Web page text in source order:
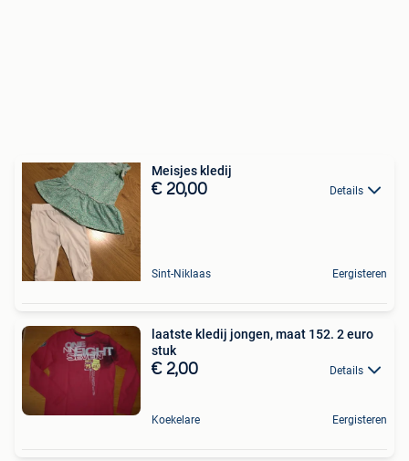
Meisjes kledij
€ 20,00 Details
Sint-Niklaas Eergisteren
laatste kledij jongen, maat 152. 2 euro
stuk
€ 2,00 Details
Koekelare Eergisteren